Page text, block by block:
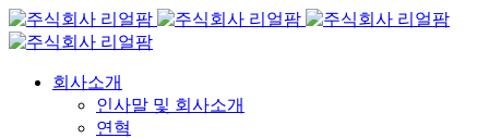
회사소개
인사말 및 회사소개
연혁